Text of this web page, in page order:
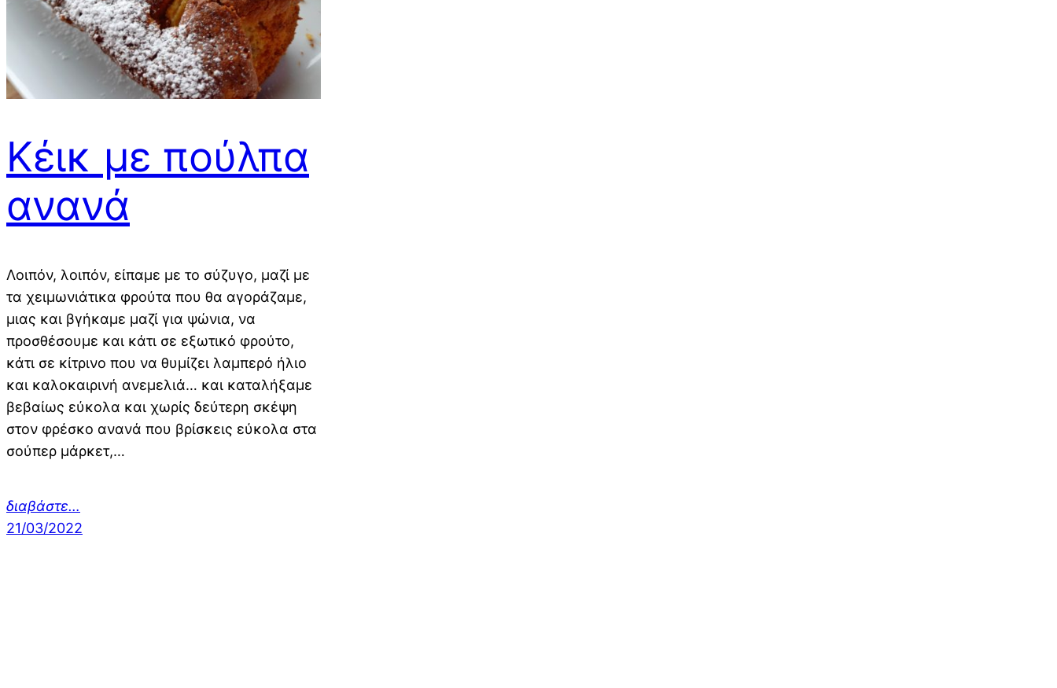
Κέικ με πούλπα
ανανά
Λοιπόν, λοιπόν, είπαμε με το σύζυγο, μαζί με
τα χειμωνιάτικα φρούτα που θα αγοράζαμε,
μιας και βγήκαμε μαζί για ψώνια, να
προσθέσουμε και κάτι σε εξωτικό φρούτο,
κάτι σε κίτρινο που να θυμίζει λαμπερό ήλιο
και καλοκαιρινή ανεμελιά… και καταλήξαμε
βεβαίως εύκολα και χωρίς δεύτερη σκέψη
στον φρέσκο ανανά που βρίσκεις εύκολα στα
σούπερ μάρκετ,…
διαβάστε…
21/03/2022